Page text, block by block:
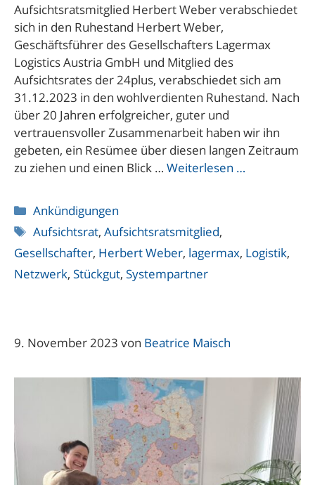
Aufsichtsratsmitglied Herbert Weber verabschiedet
sich in den Ruhestand Herbert Weber,
Geschäftsführer des Gesellschafters Lagermax
Logistics Austria GmbH und Mitglied des
Aufsichtsrates der 24plus, verabschiedet sich am
31.12.2023 in den wohlverdienten Ruhestand. Nach
über 20 Jahren erfolgreicher, guter und
vertrauensvoller Zusammenarbeit haben wir ihn
gebeten, ein Resümee über diesen langen Zeitraum
zu ziehen und einen Blick … Weiterlesen …
Kategorien
Ankündigungen
Schlagwörter
Aufsichtsrat,Aufsichtsratsmitglied,
Gesellschafter, Herbert Weber, lagermax, Logistik,
Netzwerk, Stückgut, Systempartner
9. November 2023 von Beatrice Maisch